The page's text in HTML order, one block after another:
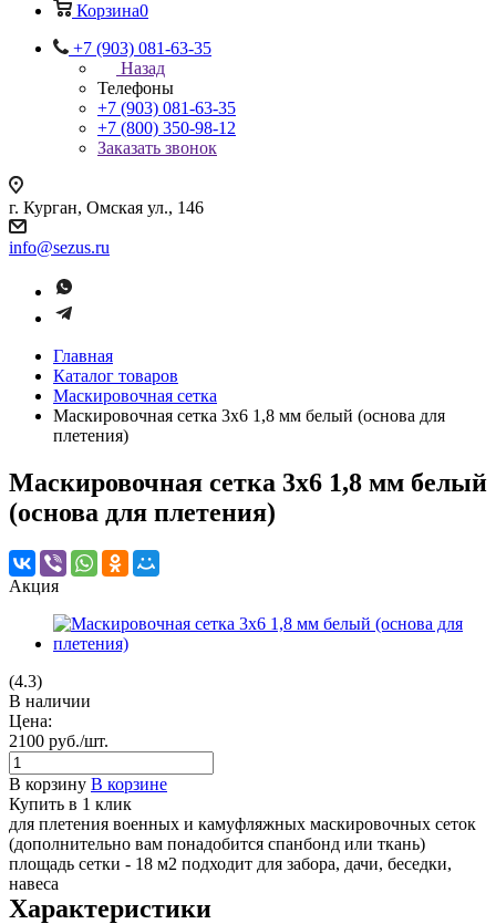
Корзина0
+7 (903) 081-63-35
Назад
Телефоны
+7 (903) 081-63-35
+7 (800) 350-98-12
Заказать звонок
г. Курган, Омская ул., 146
info@sezus.ru
Главная
Каталог товаров
Маскировочная сетка
Маскировочная сетка 3х6 1,8 мм белый (основа для
плетения)
Маскировочная сетка 3х6 1,8 мм белый
(основа для плетения)
Акция
(4.3)
В наличии
Цена:
2100 руб./шт.
В корзину В корзине
Купить в 1 клик
для плетения военных и камуфляжных маскировочных сеток
(дополнительно вам понадобится спанбонд или ткань)
площадь сетки - 18 м2 подходит для забора, дачи, беседки,
навеса
Характеристики